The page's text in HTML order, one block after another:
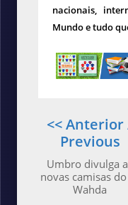
nacionais,
Mundo e tudo
<< Anterior
Previous
Umbro divulga
novas camisas
Wahda